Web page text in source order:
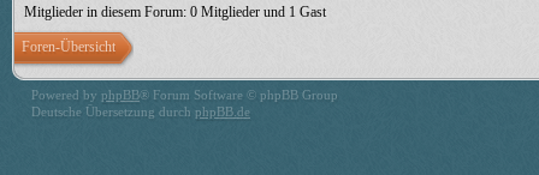
Mitglieder in diesem Forum: 0 Mitglieder und 1 Gast
Foren-Übersicht
Powered by phpBB® Forum Software © phpBB Group
Deutsche Übersetzung durch phpBB.de